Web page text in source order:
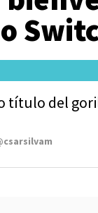
título del